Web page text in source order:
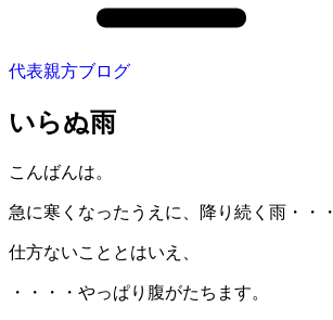
代表親方ブログ
いらぬ雨
こんばんは。
急に寒くなったうえに、降り続く雨・・・
仕方ないこととはいえ、
・・・・やっぱり腹がたちます。